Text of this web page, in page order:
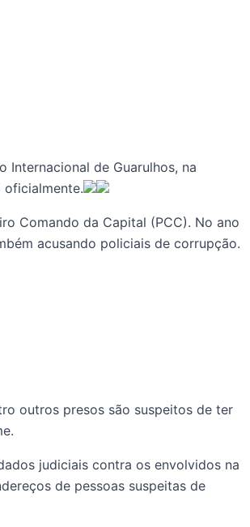
Internacional de Guarulhos, na
oficialmente.
Comando da Capital (PCC). No ano
acusando policiais de corrupção.
outros presos são suspeitos de ter
judiciais contra os envolvidos na
de pessoas suspeitas de